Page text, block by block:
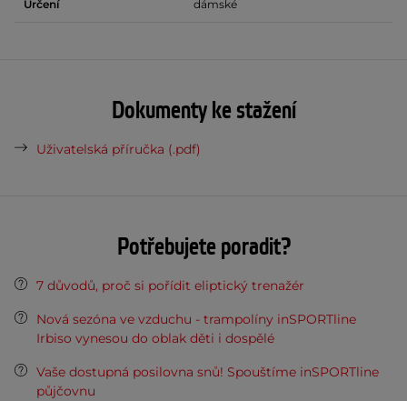
Určení dámské
Dokumenty ke stažení
Uživatelská příručka (.pdf)
Potřebujete poradit?
7 důvodů, proč si pořídit eliptický trenažér
Nová sezóna ve vzduchu - trampolíny inSPORTline
Irbiso vynesou do oblak děti i dospělé
Vaše dostupná posilovna snů! Spouštíme inSPORTline
půjčovnu